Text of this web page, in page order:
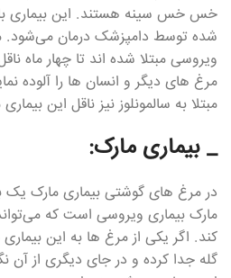
خس خس سینه هستند. این بیماری با
شده توسط دامپزشک درمان می‌شود.
ویروسی مبتلا شده اند تا چهار ماه
مرغ های دیگر و انسان ها را آلوده
مبتلا به سالمونلوز نیز ناقل این
_ بیماری مارک:
در مرغ های گوشتی بیماری مارک یک
مارک بیماری ویروسی است که
کند. اگر یکی از مرغ ها به این بیماری
گله جدا کرده و در جای دیگری از آن